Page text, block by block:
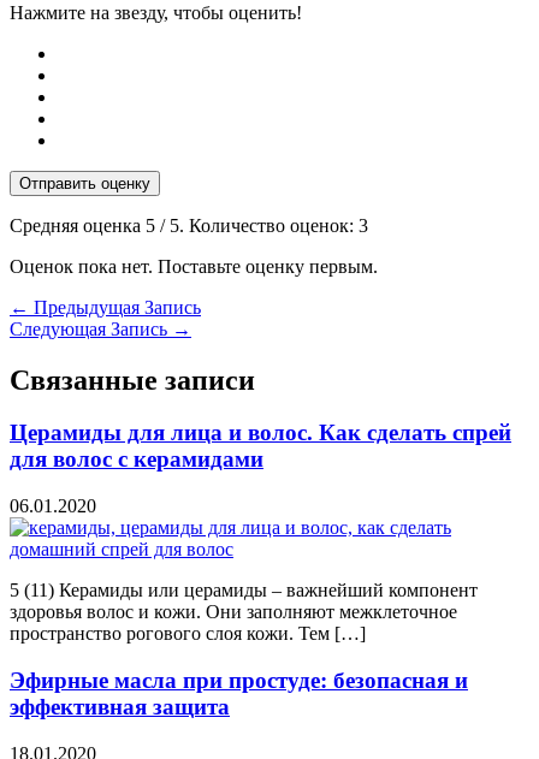
Нажмите на звезду, чтобы оценить!
Отправить оценку
Средняя оценка 5 / 5. Количество оценок: 3
Оценок пока нет. Поставьте оценку первым.
← Предыдущая Запись
Следующая Запись →
Связанные записи
Церамиды для лица и волос. Как сделать спрей
для волос с керамидами
06.01.2020
5 (11) Керамиды или церамиды – важнейший компонент
здоровья волос и кожи. Они заполняют межклеточное
пространство рогового слоя кожи. Тем […]
Эфирные масла при простуде: безопасная и
эффективная защита
18.01.2020